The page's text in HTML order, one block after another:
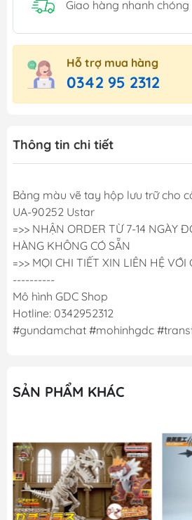
Giao hàng nhanh chóng
Hỗ trợ mua hàng
0342 95 2312
Thông tin chi tiết
Bảng màu vẽ tay hộp lưu trữ cho
UA-90252 Ustar
=>> NHẬN ORDER TỪ 7-14 NGÀY
HÀNG KHÔNG CÓ SẴN
=>> MỌI CHI TIẾT XIN LIÊN HỆ VỚI
----------
Mô hình GDC Shop
Hotline: 0342952312
#gundamchat #mohinhgdc
SẢN PHẨM KHÁC